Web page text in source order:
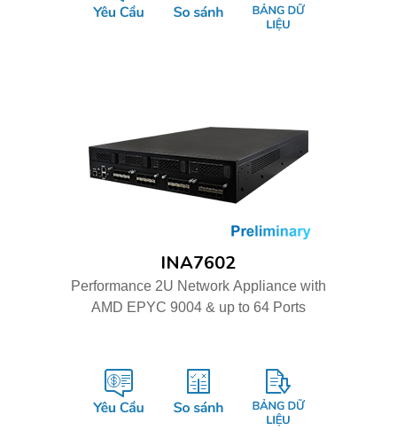
INA7602
Performance 2U Network Appliance with
AMD EPYC 9004 & up to 64 Ports